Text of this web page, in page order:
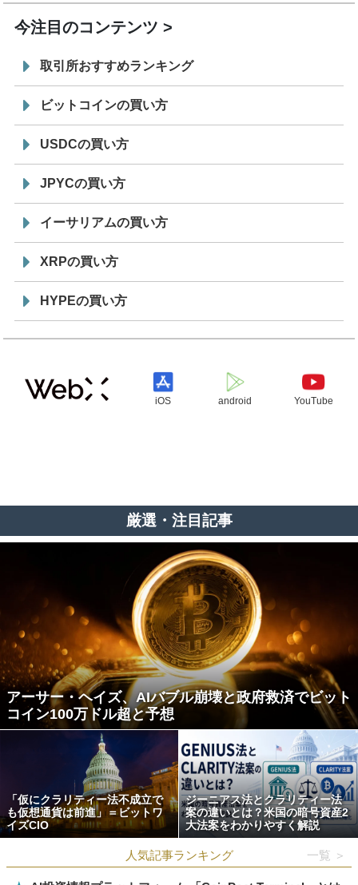
今注目のコンテンツ
取引所おすすめランキング
ビットコインの買い方
USDCの買い方
JPYCの買い方
イーサリアムの買い方
XRPの買い方
HYPEの買い方
iOS android YouTube
厳選・注目記事
アーサー・ヘイズ、AIバブル崩壊と政府救済でビット
コイン100万ドル超と予想
「仮にクラリティー法不成立で
も仮想通貨は前進」＝ビットワ
イズCIO
ジーニアス法とクラリティー法
案の違いとは？米国の暗号資産2
大法案をわかりやすく解説
人気記事ランキング 一覧 ＞